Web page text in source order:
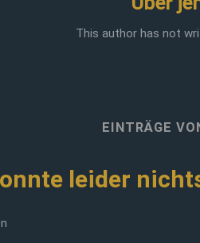
This author has not
EINTRÄGE
leider